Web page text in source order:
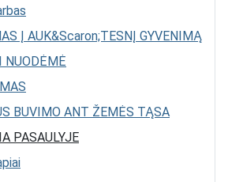
Į AUK&Scaron;TESNĮ GYVENIMĄ
NUODĖMĖ
BUVIMO ANT ŽEMĖS TĄSA
PASAULYJE